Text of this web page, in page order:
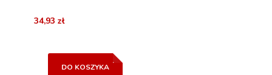
34,93 zł
DO KOSZYKA